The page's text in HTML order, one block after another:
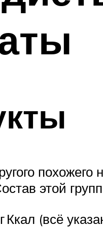
похожего
этой
Ккал (всё